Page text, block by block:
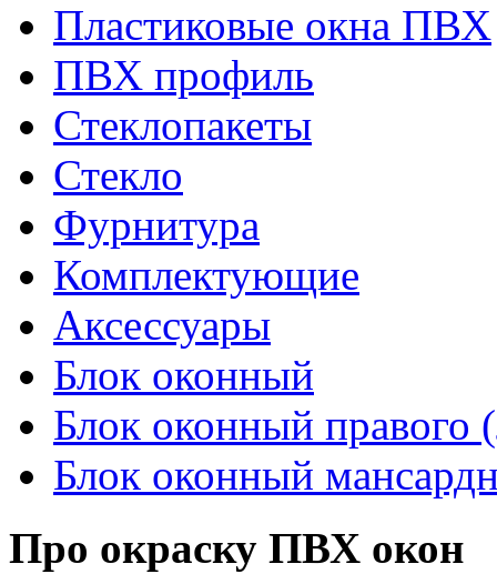
Пластиковые окна ПВХ
ПВХ профиль
Стеклопакеты
Стекло
Фурнитура
Комплектующие
Аксессуары
Блок оконный
Блок оконный правого
Блок оконный
Про окраску ПВХ окон